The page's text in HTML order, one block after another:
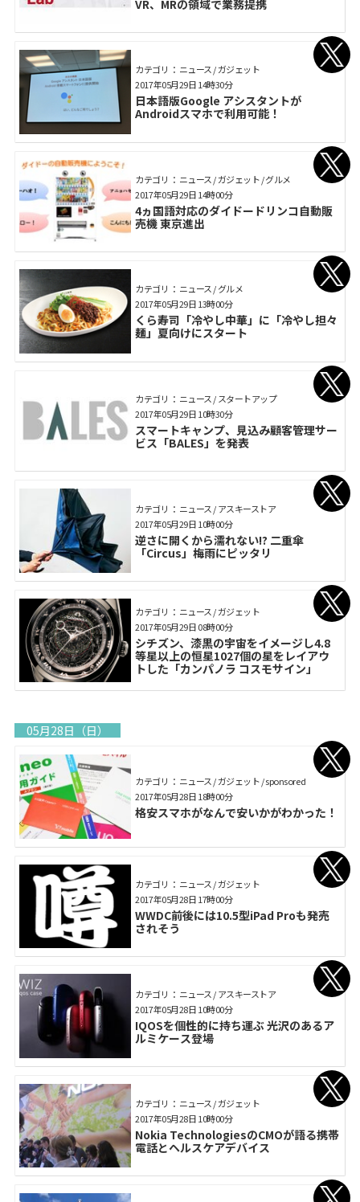
VR、MRの領域で業務提携
カテゴリ： ニュース / ガジェット
日本語版Google アシスタントが
Androidスマホで利用可能！
2017年05月29日 14時30分
カテゴリ： ニュース / ガジェット / グルメ
4ヵ国語対応のダイドードリンコ自動販
売機 東京進出
2017年05月29日 14時00分
カテゴリ： ニュース / グルメ
くら寿司「冷やし中華」に「冷やし担々
麺」夏向けにスタート
2017年05月29日 13時00分
カテゴリ： ニュース / スタートアップ
スマートキャンプ、見込み顧客管理サー
ビス「BALES」を発表
2017年05月29日 10時30分
カテゴリ： ニュース / アスキーストア
逆さに開くから濡れない!? 二重傘
「Circus」梅雨にピッタリ
2017年05月29日 10時00分
カテゴリ： ニュース / ガジェット
シチズン、漆黒の宇宙をイメージし4.8
等星以上の恒星1027個の星をレイアウ
トした「カンパノラ コスモサイン」
2017年05月29日 08時00分
05月28日（日）
カテゴリ： ニュース / ガジェット / sponsored
格安スマホがなんで安いかがわかった！
2017年05月28日 18時00分
カテゴリ： ニュース / ガジェット
WWDC前後には10.5型iPad Proも発売
されそう
2017年05月28日 17時00分
カテゴリ： ニュース / アスキーストア
IQOSを個性的に持ち運ぶ 光沢のあるア
ルミケース登場
2017年05月28日 10時00分
カテゴリ： ニュース / ガジェット
Nokia TechnologiesのCMOが語る携帯
電話とヘルスケアデバイス
2017年05月28日 10時00分